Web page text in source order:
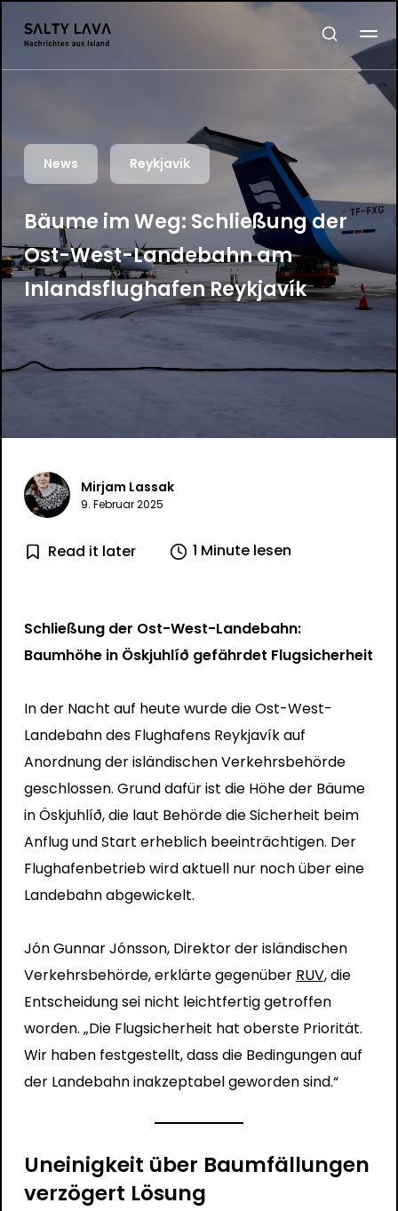
News Reykjavik
Bäume im Weg: Schließung der
Ost-West-Landebahn am
Inlandsflughafen Reykjavík
Mirjam Lassak
9. Februar 2025
Read it later 1 Minute lesen
Schließung der Ost-West-Landebahn:
Baumhöhe in Öskjuhlíð gefährdet Flugsicherheit
In der Nacht auf heute wurde die Ost-West-
Landebahn des Flughafens Reykjavík auf
Anordnung der isländischen Verkehrsbehörde
geschlossen. Grund dafür ist die Höhe der Bäume
in Öskjuhlíð, die laut Behörde die Sicherheit beim
Anflug und Start erheblich beeinträchtigen. Der
Flughafenbetrieb wird aktuell nur noch über eine
Landebahn abgewickelt.
Jón Gunnar Jónsson, Direktor der isländischen
Verkehrsbehörde, erklärte gegenüber RUV, die
Entscheidung sei nicht leichtfertig getroffen
worden. „Die Flugsicherheit hat oberste Priorität.
Wir haben festgestellt, dass die Bedingungen auf
der Landebahn inakzeptabel geworden sind.“
Uneinigkeit über Baumfällungen
verzögert Lösung